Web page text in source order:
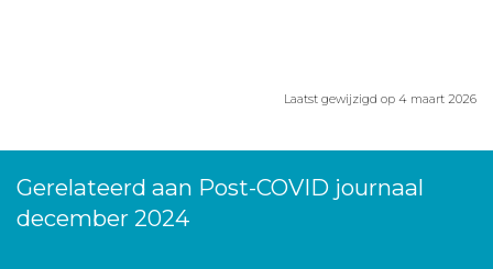
Laatst gewijzigd op 4 maart 2026
Gerelateerd aan Post-COVID journaal
december 2024